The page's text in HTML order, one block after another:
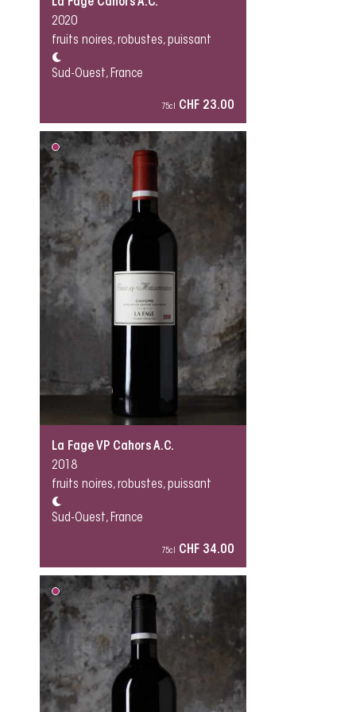
2020
fruits noires, robustes, puissant
Sud-Ouest, France
75cl CHF 23.00
La Fage VP Cahors A.C.
2018
fruits noires, robustes, puissant
Sud-Ouest, France
75cl CHF 34.00